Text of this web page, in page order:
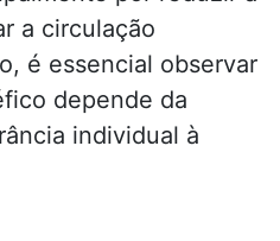
a circulação
é essencial observar
depende da
individual à